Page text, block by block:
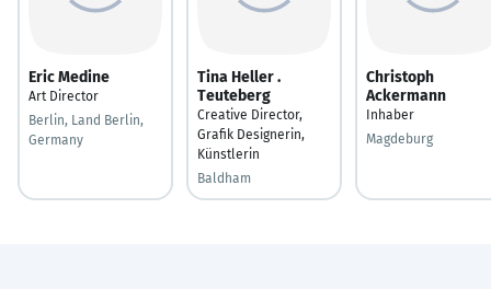
Eric Medine
Art Director
Berlin, Land Berlin,
Germany
Tina Heller .
Teuteberg
Creative Director,
Grafik Designerin,
Künstlerin
Baldham
Christoph
Ackermann
Inhaber
Magdeburg